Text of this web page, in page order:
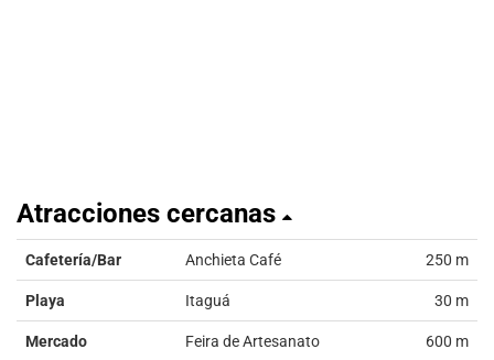
Atracciones cercanas
Cafetería/Bar Anchieta Café 250 m
Playa Itaguá 30 m
Mercado Feira de Artesanato 600 m